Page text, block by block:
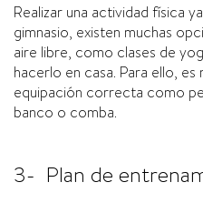
Realizar una actividad física
gimnasio, existen muchas
aire libre, como clases de
hacerlo en casa. Para ello,
equipación correcta como
banco o comba.
3- Plan de